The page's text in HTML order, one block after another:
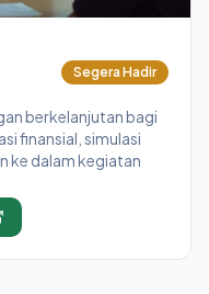
Segera Hadir
berkelanjutan bagi
finansial, simulasi
ke dalam kegiatan